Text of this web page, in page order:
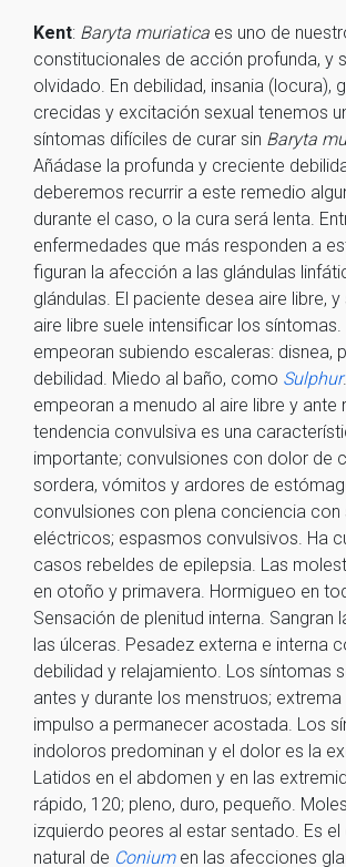
Kent: Baryta muriatica es uno de
constitucionales de acción profunda, y
olvidado. En debilidad, insania (locura),
crecidas y excitación sexual tenemos
síntomas difíciles de curar sin Baryta
Añádase la profunda y creciente
deberemos recurrir a este remedio
durante el caso, o la cura será lenta.
enfermedades que más responden a
figuran la afección a las glándulas
glándulas. El paciente desea aire libre,
aire libre suele intensificar los
empeoran subiendo escaleras: disnea,
debilidad. Miedo al baño, como Sulphur
empeoran a menudo al aire libre y ante
tendencia convulsiva es una
importante; convulsiones con dolor de
sordera, vómitos y ardores de
convulsiones con plena conciencia con
eléctricos; espasmos convulsivos. Ha
casos rebeldes de epilepsia. Las
en otoño y primavera. Hormigueo en
Sensación de plenitud interna. Sangran
las úlceras. Pesadez externa e interna
debilidad y relajamiento. Los síntomas
antes y durante los menstruos; extrema
impulso a permanecer acostada. Los
indoloros predominan y el dolor es la
Latidos en el abdomen y en las
rápido, 120; pleno, duro, pequeño.
izquierdo peores al estar sentado. Es
natural de Conium en las afecciones